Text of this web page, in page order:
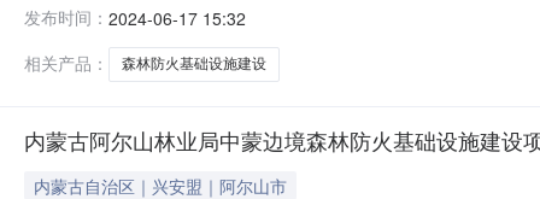
利和义务，按照《中华人民共和国合同法》规定，并经
币）：41
发布时间： 2024-06-17 15:32
相关产品：
森林防火基础设施建设
内蒙古阿尔山林业局中蒙边境森林防火基础设施建设
内蒙古自治区｜兴安盟｜阿尔山市